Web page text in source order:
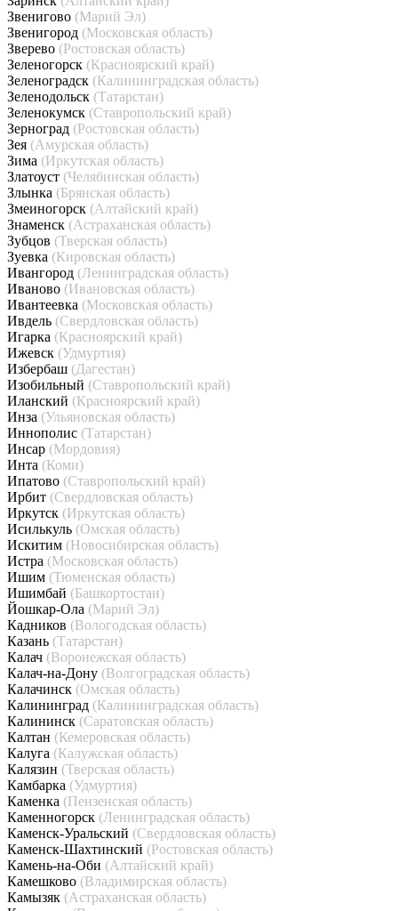
Звенигово (Марий Эл)
Звенигород (Московская область)
Зверево (Ростовская область)
Зеленогорск (Красноярский край)
Зеленоградск (Калининградская область)
Зеленодольск (Татарстан)
Зеленокумск (Ставропольский край)
Зерноград (Ростовская область)
Зея (Амурская область)
Зима (Иркутская область)
Златоуст (Челябинская область)
Злынка (Брянская область)
Змеиногорск (Алтайский край)
Знаменск (Астраханская область)
Зубцов (Тверская область)
Зуевка (Кировская область)
Ивангород (Ленинградская область)
Иваново (Ивановская область)
Ивантеевка (Московская область)
Ивдель (Свердловская область)
Игарка (Красноярский край)
Ижевск (Удмуртия)
Избербаш (Дагестан)
Изобильный (Ставропольский край)
Иланский (Красноярский край)
Инза (Ульяновская область)
Иннополис (Татарстан)
Инсар (Мордовия)
Инта (Коми)
Ипатово (Ставропольский край)
Ирбит (Свердловская область)
Иркутск (Иркутская область)
Исилькуль (Омская область)
Искитим (Новосибирская область)
Истра (Московская область)
Ишим (Тюменская область)
Ишимбай (Башкортостан)
Йошкар-Ола (Марий Эл)
Кадников (Вологодская область)
Казань (Татарстан)
Калач (Воронежская область)
Калач-на-Дону (Волгоградская область)
Калачинск (Омская область)
Калининград (Калининградская область)
Калининск (Саратовская область)
Калтан (Кемеровская область)
Калуга (Калужская область)
Калязин (Тверская область)
Камбарка (Удмуртия)
Каменка (Пензенская область)
Каменногорск (Ленинградская область)
Каменск-Уральский (Свердловская область)
Каменск-Шахтинский (Ростовская область)
Камень-на-Оби (Алтайский край)
Камешково (Владимирская область)
Камызяк (Астраханская область)